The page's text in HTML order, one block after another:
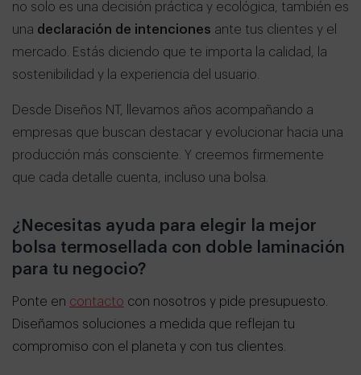
no solo es una decisión práctica y ecológica, también es
una declaración de intenciones ante tus clientes y el
mercado. Estás diciendo que te importa la calidad, la
sostenibilidad y la experiencia del usuario.
Desde Diseños NT, llevamos años acompañando a
empresas que buscan destacar y evolucionar hacia una
producción más consciente. Y creemos firmemente
que cada detalle cuenta, incluso una bolsa.
¿Necesitas ayuda para elegir la mejor
bolsa termosellada con doble laminación
para tu negocio?
Ponte en contacto con nosotros y pide presupuesto.
Diseñamos soluciones a medida que reflejan tu
compromiso con el planeta y con tus clientes.